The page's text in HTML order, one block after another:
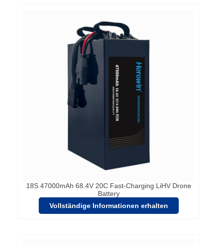
18S 47000mAh 68.4V 20C Fast-Charging LiHV Drone
Battery
Vollständige Informationen erhalten